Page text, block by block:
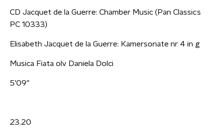
CD Jacquet de la Guerre: Chamber Music (Pan Classics
PC 10333)
Elisabeth Jacquet de la Guerre: Kamersonate nr 4 in g
Musica Fiata olv Daniela Dolci
5’09”
23.20